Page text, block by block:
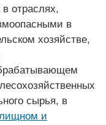
в отраслях,
в
хозяйстве,
сырья, в
и